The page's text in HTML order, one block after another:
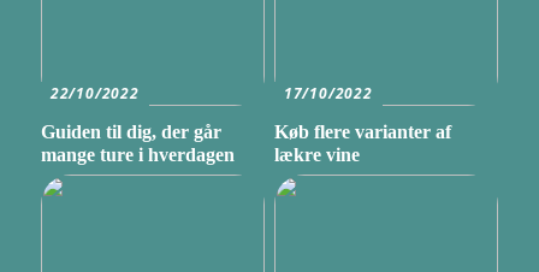
22/10/2022
Guiden til dig, der går
mange ture i hverdagen
17/10/2022
Køb flere varianter af
lækre vine